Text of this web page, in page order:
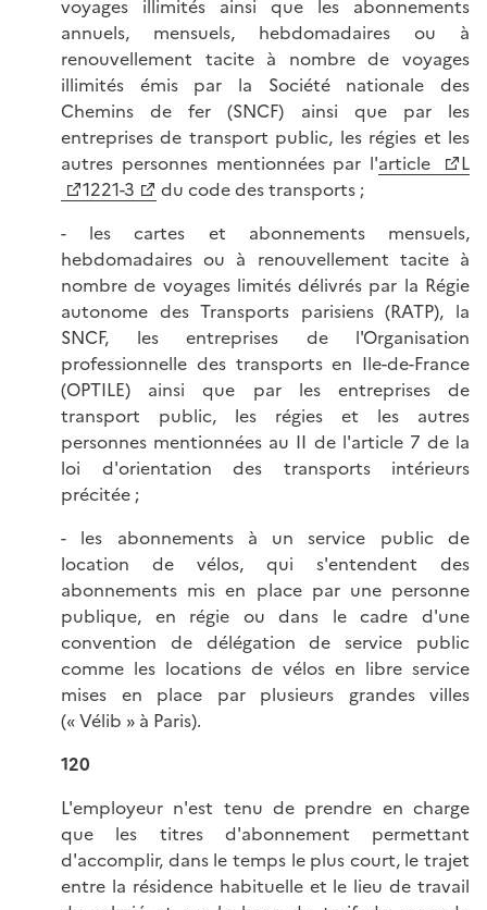
voyages illimités ainsi que les abonnements
annuels, mensuels, hebdomadaires ou à
renouvellement tacite à nombre de voyages
illimités émis par la Société nationale des
Chemins de fer (SNCF) ainsi que par les
entreprises de transport public, les régies et les
autres personnes mentionnées par l'article
L
1221-3
du code des transports ;
- les cartes et abonnements mensuels,
hebdomadaires ou à renouvellement tacite à
nombre de voyages limités délivrés par la Régie
autonome des Transports parisiens (RATP), la
SNCF, les entreprises de l'Organisation
professionnelle des transports en Ile-de-France
(OPTILE) ainsi que par les entreprises de
transport public, les régies et les autres
personnes mentionnées au II de l'article 7 de la
loi d'orientation des transports intérieurs
précitée ;
- les abonnements à un service public de
location de vélos, qui s'entendent des
abonnements mis en place par une personne
publique, en régie ou dans le cadre d'une
convention de délégation de service public
comme les locations de vélos en libre service
mises en place par plusieurs grandes villes
(« Vélib » à Paris).
120
L'employeur n'est tenu de prendre en charge
que les titres d'abonnement permettant
d'accomplir, dans le temps le plus court, le trajet
entre la résidence habituelle et le lieu de travail